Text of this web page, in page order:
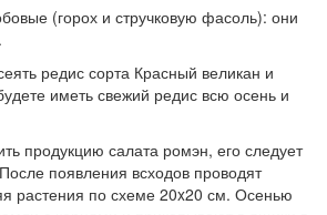
(горох и стручковую фасоль): они
редис сорта Красный великан и
иметь свежий редис всю осень и
продукцию салата ромэн, его следует
появления всходов проводят
растения по схеме 20x20 см. Осенью